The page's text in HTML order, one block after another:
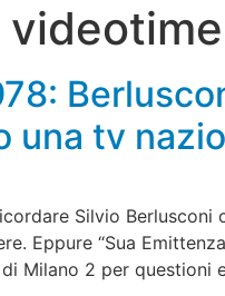
videotime
una tv
Silvio Berlusconi
Eppure “Sua
Milano 2 per questioni